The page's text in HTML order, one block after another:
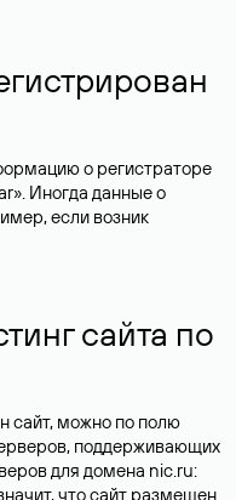
о регистраторе
Иногда данные о
если возник
сайта по
сайт, можно по полю
поддерживающих
для домена nic.ru:
что сайт размещен